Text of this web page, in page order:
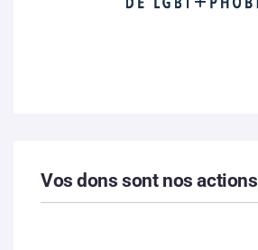
Vos dons sont nos actions